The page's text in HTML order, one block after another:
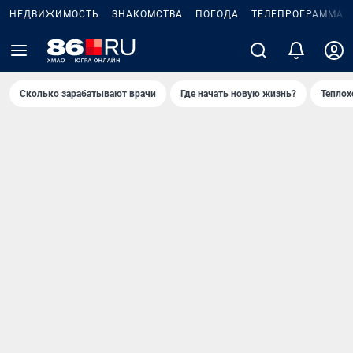
НЕДВИЖИМОСТЬ ЗНАКОМСТВА ПОГОДА ТЕЛЕПРОГРАММА
Сколько зарабатывают врачи Где начать новую жизнь?